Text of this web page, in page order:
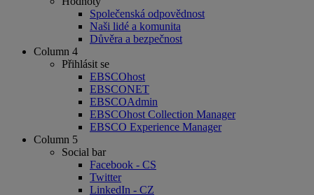
Společenská odpovědnost
Naši lidé a komunita
Důvěra a bezpečnost
Column 4
Přihlásit se
EBSCOhost
EBSCONET
EBSCOAdmin
EBSCOhost Collection Manager
EBSCO Experience Manager
Column 5
Social bar
Facebook - CS
Twitter
LinkedIn - CZ